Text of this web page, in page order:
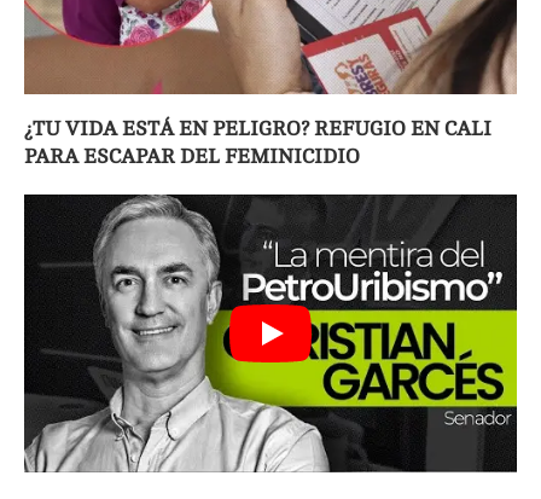
¿TU VIDA ESTÁ EN PELIGRO? REFUGIO EN CALI
PARA ESCAPAR DEL FEMINICIDIO